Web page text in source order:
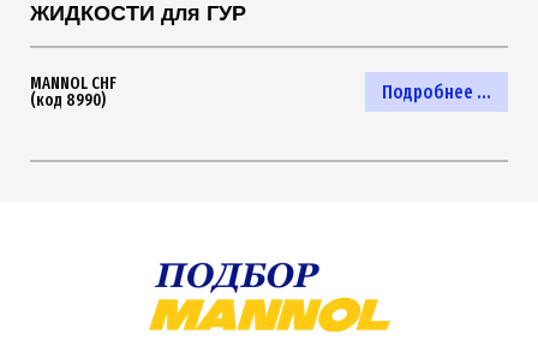
ЖИДКОСТИ для ГУР
Подробнее ...
MANNOL CHF
(код 8990)